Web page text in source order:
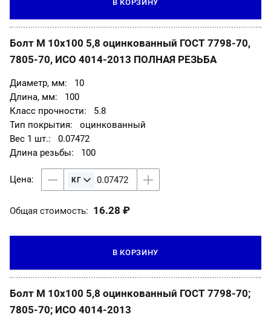
В КОРЗИНУ
Болт М 10х100 5,8 оцинкованный ГОСТ 7798-70,
7805-70, ИСО 4014-2013 ПОЛНАЯ РЕЗЬБА
10
100
5.8
оцинкованный
0.07472
100
Общая стоимость: 16.28 ₽
В КОРЗИНУ
Болт М 10х100 5,8 оцинкованный ГОСТ 7798-70;
7805-70; ИСО 4014-2013